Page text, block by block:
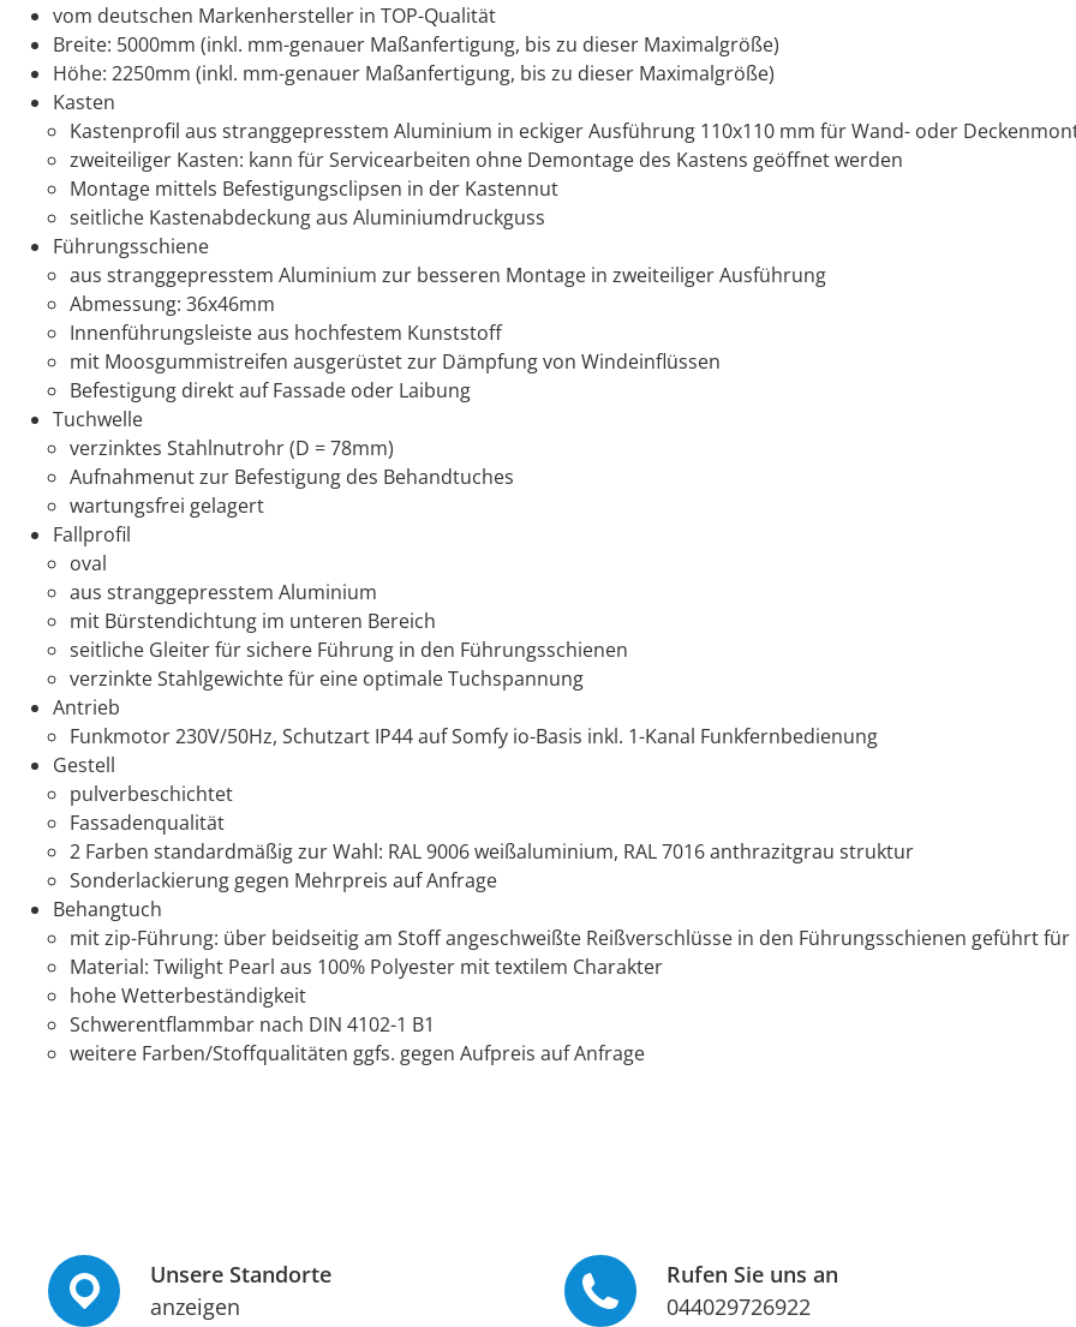
vom deutschen Markenhersteller in TOP-Qualität
Breite: 5000mm (inkl. mm-genauer Maßanfertigung, bis zu dieser Maximalgröße)
Höhe: 2250mm (inkl. mm-genauer Maßanfertigung, bis zu dieser Maximalgröße)
Kasten
Kastenprofil aus stranggepresstem Aluminium in eckiger Ausführung 110x110 mm für Wand- oder
zweiteiliger Kasten: kann für Servicearbeiten ohne Demontage des Kastens geöffnet werden
Montage mittels Befestigungsclipsen in der Kastennut
seitliche Kastenabdeckung aus Aluminiumdruckguss
Führungsschiene
aus stranggepresstem Aluminium zur besseren Montage in zweiteiliger Ausführung
Abmessung: 36x46mm
Innenführungsleiste aus hochfestem Kunststoff
mit Moosgummistreifen ausgerüstet zur Dämpfung von Windeinflüssen
Befestigung direkt auf Fassade oder Laibung
Tuchwelle
verzinktes Stahlnutrohr (D = 78mm)
Aufnahmenut zur Befestigung des Behandtuches
wartungsfrei gelagert
Fallprofil
oval
aus stranggepresstem Aluminium
mit Bürstendichtung im unteren Bereich
seitliche Gleiter für sichere Führung in den Führungsschienen
verzinkte Stahlgewichte für eine optimale Tuchspannung
Antrieb
Funkmotor 230V/50Hz, Schutzart IP44 auf Somfy io-Basis inkl. 1-Kanal Funkfernbedienung
Gestell
pulverbeschichtet
Fassadenqualität
2 Farben standardmäßig zur Wahl: RAL 9006 weißaluminium, RAL 7016 anthrazitgrau struktur
Sonderlackierung gegen Mehrpreis auf Anfrage
Behangtuch
mit zip-Führung: über beidseitig am Stoff angeschweißte Reißverschlüsse in den Führungsschienen geführt
Material: Twilight Pearl aus 100% Polyester mit textilem Charakter
hohe Wetterbeständigkeit
Schwerentflammbar nach DIN 4102-1 B1
weitere Farben/Stoffqualitäten ggfs. gegen Aufpreis auf Anfrage
Unsere Standorte
anzeigen
Rufen Sie uns an
044029726922